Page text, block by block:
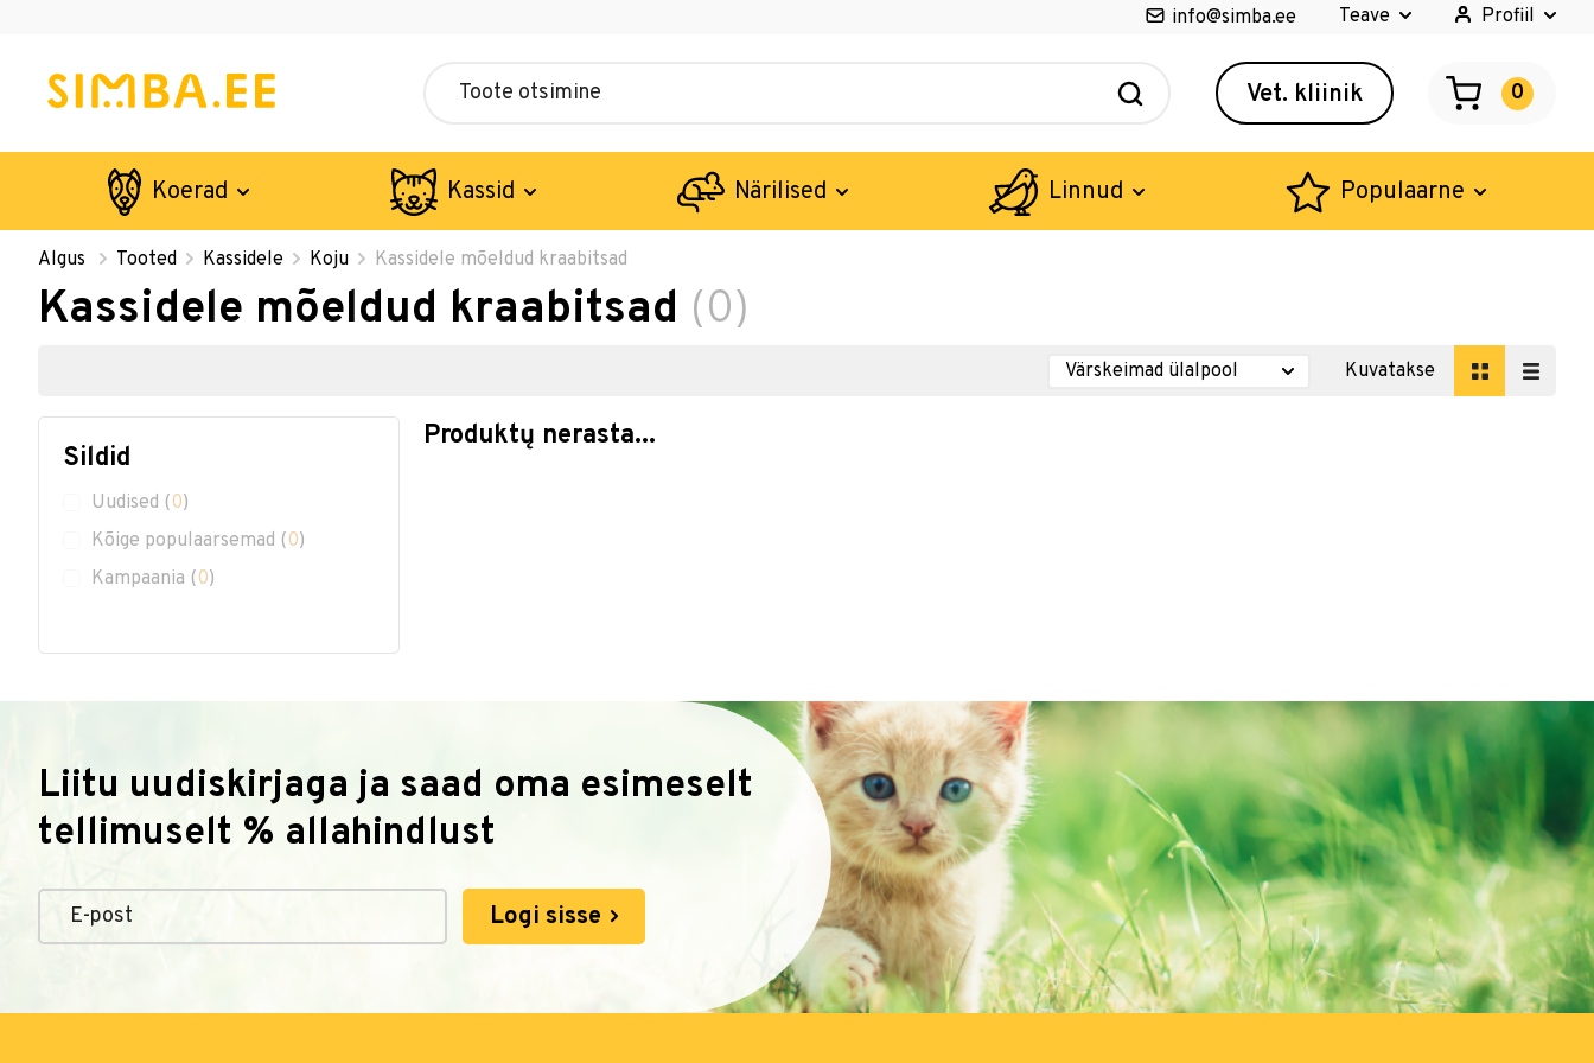
info@simba.ee Teave Profiil
Vet. kliinik 0
Koerad Kassid Närilised Linnud Populaarne
Algus Tooted Kassidele Koju Kassidele mõeldud kraabitsad
Kassidele mõeldud kraabitsad (0)
Kuvatakse
Sildid
Uudised (0)
Kõige populaarsemad (0)
Kampaania (0)
Produktų nerasta...
Liitu uudiskirjaga ja saad oma esimeselt
tellimuselt % allahindlust
Logi sisse